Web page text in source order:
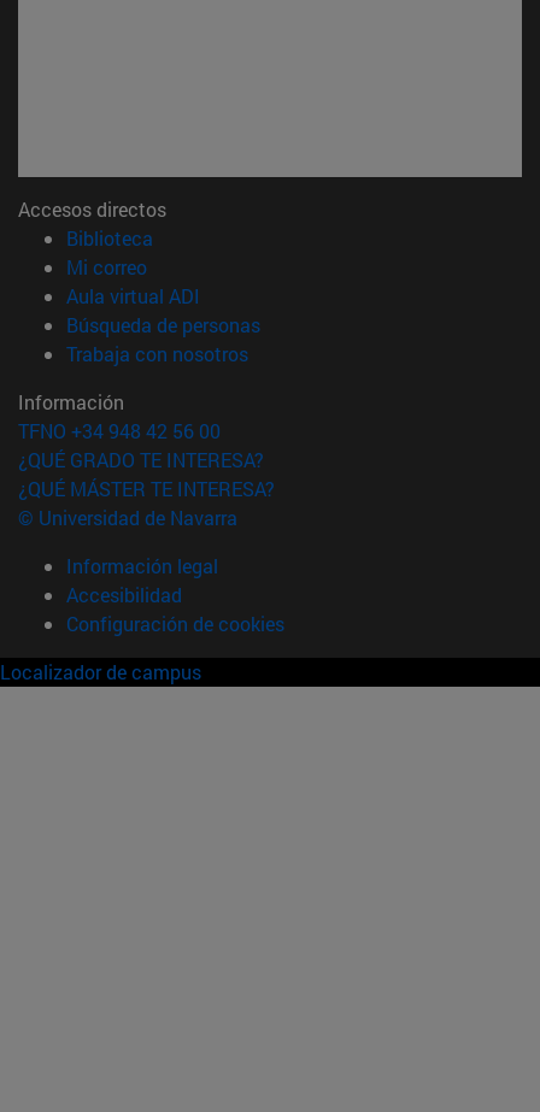
Accesos directos
Biblioteca
Mi correo(abre en nueva ventana)
Aula virtual ADI
Búsqueda de personas(abre en nueva ventana)
Trabaja con nosotros(abre en nueva ventana)
Información
TFNO +34 948 42 56 00
¿QUÉ GRADO TE INTERESA?
¿QUÉ MÁSTER TE INTERESA?
© Universidad de Navarra
Información legal
Accesibilidad
Configuración de cookies
Localizador de campus